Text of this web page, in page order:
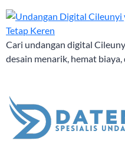
Cari undangan digital
desain menarik, hemat